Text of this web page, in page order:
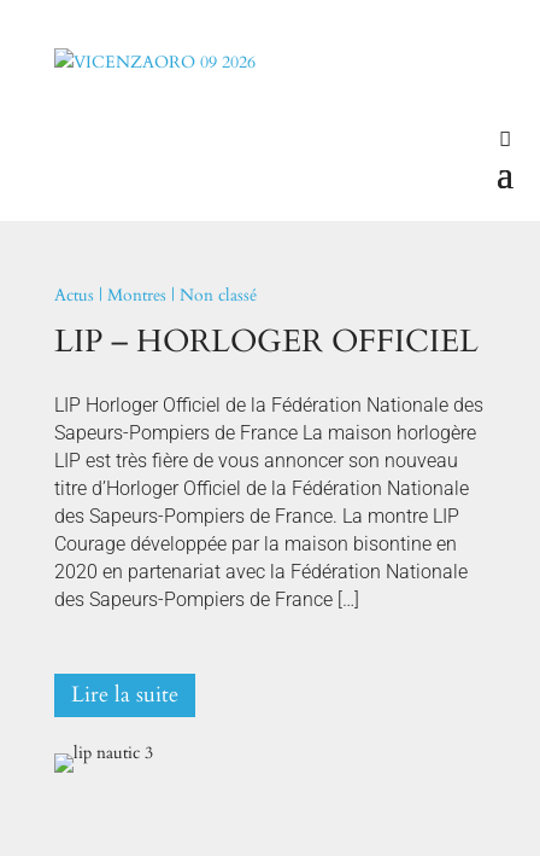
Actus | Montres | Non classé
LIP – HORLOGER OFFICIEL
LIP Horloger Officiel de la Fédération Nationale des
Sapeurs-Pompiers de France La maison horlogère
LIP est très fière de vous annoncer son nouveau
titre d’Horloger Officiel de la Fédération Nationale
des Sapeurs-Pompiers de France. La montre LIP
Courage développée par la maison bisontine en
2020 en partenariat avec la Fédération Nationale
des Sapeurs-Pompiers de France […]
Lire la suite